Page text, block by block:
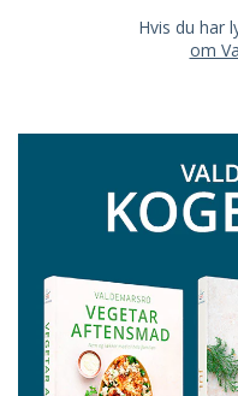
Hvis du har
om